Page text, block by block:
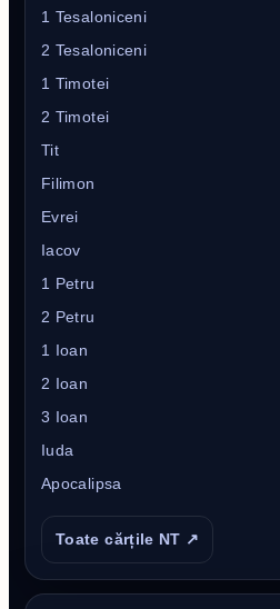
1 Tesaloniceni
2 Tesaloniceni
1 Timotei
2 Timotei
Tit
Filimon
Evrei
Iacov
1 Petru
2 Petru
1 Ioan
2 Ioan
3 Ioan
Iuda
Apocalipsa
Toate cărțile NT ↗